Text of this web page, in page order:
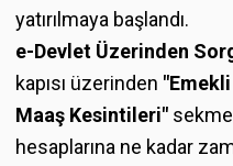
yatırılmaya başlandı.
e-Devlet Üzerinden
kapısı üzerinden
Maaş Kesintileri"
hesaplarına ne kadar